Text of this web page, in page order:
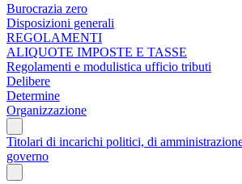
Burocrazia zero
Disposizioni generali
REGOLAMENTI
ALIQUOTE IMPOSTE E TASSE
Regolamenti e modulistica ufficio tributi
Delibere
Determine
Organizzazione
Titolari di incarichi politici, di
governo